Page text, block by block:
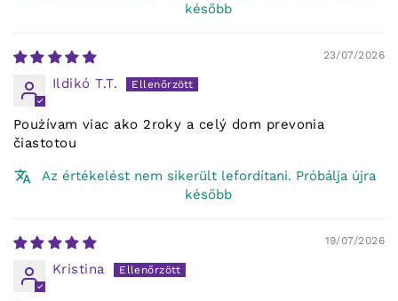
később
23/07/2026
Ildikó T.T.
Poużívam viac ako 2roky a celý dom prevonia
čiastotou
Az értékelést nem sikerült lefordítani. Próbálja újra
később
19/07/2026
Kristina